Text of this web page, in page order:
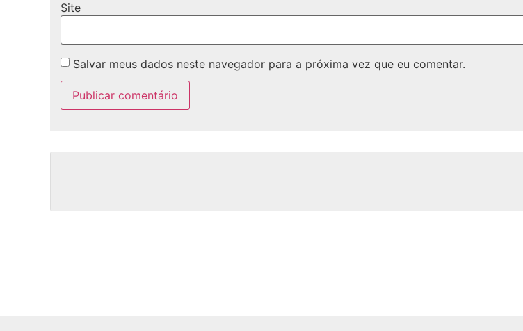
Site
Salvar meus dados neste navegador para a próxima vez que eu comentar.